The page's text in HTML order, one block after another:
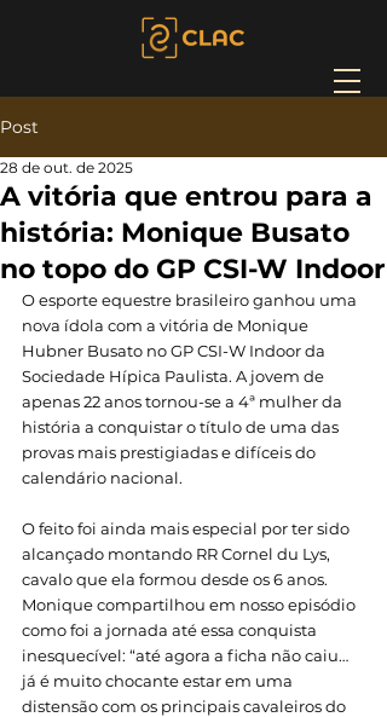
Post
A vitória que entrou para a
história: Monique Busato
no topo do GP CSI-W Indoor
28 de out. de 2025
O esporte equestre brasileiro ganhou uma
nova ídola com a vitória de Monique
Hubner Busato no GP CSI-W Indoor da
Sociedade Hípica Paulista. A jovem de
apenas 22 anos tornou-se a 4ª mulher da
história a conquistar o título de uma das
provas mais prestigiadas e difíceis do
calendário nacional.
O feito foi ainda mais especial por ter sido
alcançado montando RR Cornel du Lys,
cavalo que ela formou desde os 6 anos.
Monique compartilhou em nosso episódio
como foi a jornada até essa conquista
inesquecível: “até agora a ficha não caiu…
já é muito chocante estar em uma
distensão com os principais cavaleiros do